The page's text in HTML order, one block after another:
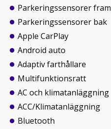
Parkeringssensorer fram
Parkeringssensorer bak
Apple CarPlay
Android auto
Adaptiv farthållare
Multifunktionsratt
AC och klimatanläggning
ACC/Klimatanläggning
Bluetooth